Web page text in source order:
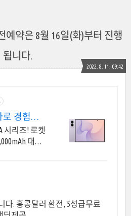
예약은 8월 16일(화)부터 진행
됩니다.
2022. 8. 11. 09:42
로 경험하
시리즈! 로켓
대용
다. 홍콩달러 환전, 5성급무료